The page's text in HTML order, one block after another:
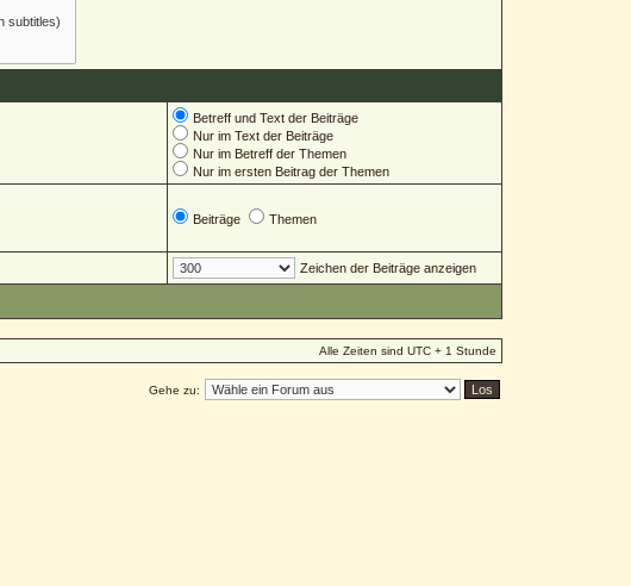
Betreff und Text der Beiträge
Nur im Text der Beiträge
Nur im Betreff der Themen
Nur im ersten Beitrag der Themen
Beiträge Themen
Zeichen der Beiträge anzeigen
Alle Zeiten sind UTC + 1 Stunde
Gehe zu: